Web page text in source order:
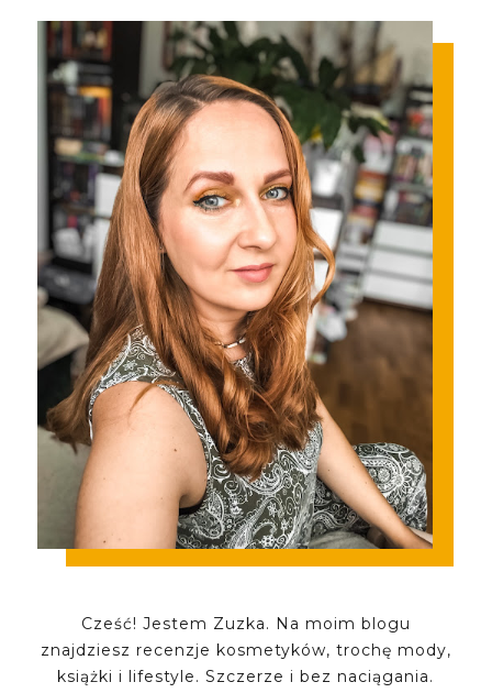
Cześć! Jestem Zuzka. Na moim blogu
znajdziesz recenzje kosmetyków, trochę mody,
książki i lifestyle. Szczerze i bez naciągania.